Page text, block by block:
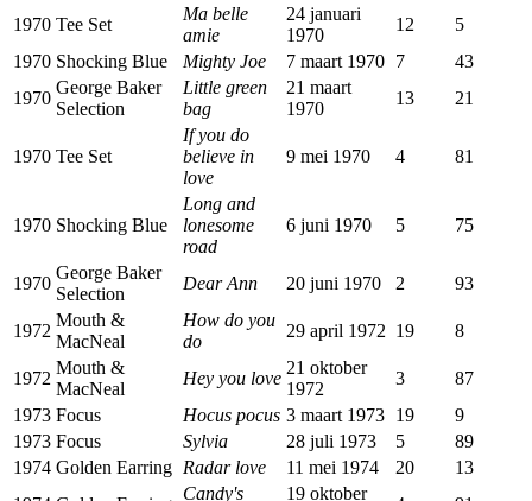
1970 Tee Set
Ma belle
amie
24 januari
1970
12
5
1970 Shocking Blue Mighty Joe 7 maart 1970 7
43
1970
George Baker
Selection
Little green
bag
21 maart
1970
13 21
1970 Tee Set
If you do
believe in
love
9 mei 1970 4 81
1970 Shocking Blue
Long and
lonesome
road
6 juni 1970 5 75
1970
George Baker
Selection
Dear Ann 20 juni 1970 2 93
1972
Mouth &
MacNeal
How do you
do
29 april 1972 19 8
1972
Mouth &
MacNeal
Hey you love
21 oktober
1972
3
87
1973 Focus Hocus pocus 3 maart 1973 19
9
1973 Focus Sylvia 28 juli 1973 5
89
1974 Golden Earring Radar love 11 mei 1974 20
13
Candy's 19 oktober